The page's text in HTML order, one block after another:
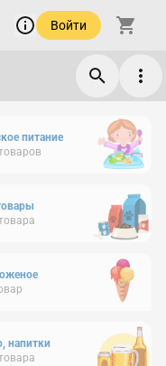
Войти
питание
напитки